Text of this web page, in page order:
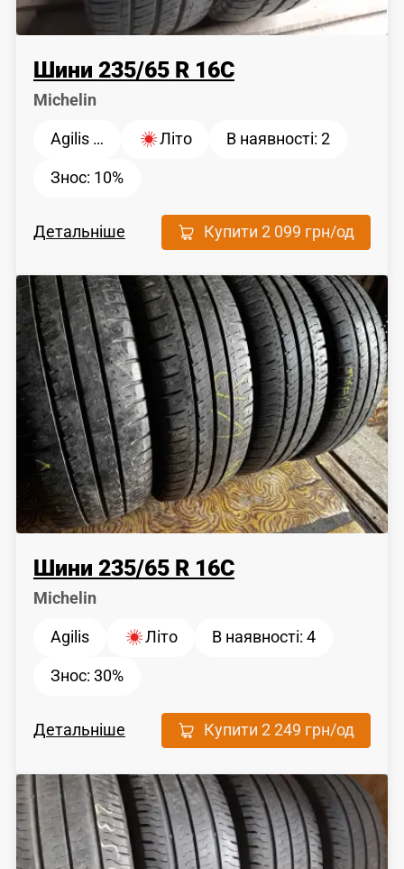
Шини 235/65 R 16C
Michelin
Agilis … Літо В наявності: 2
Знос: 10%
Детальніше Купити2 099 грн/од
Шини 235/65 R 16C
Michelin
Agilis Літо В наявності: 4
Знос: 30%
Детальніше Купити2 249 грн/од